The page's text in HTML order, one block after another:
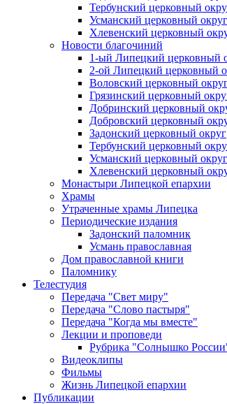
Тербунский церковный
Усманский церковный округ
Хлевенский церковный
Новости благочиний
1-ый Липецкий церковный
2-ой Липецкий церковный
Воловский церковный
Грязинский церковный
Добринский церковный
Добровский церковный
Задонский церковный округ
Тербунский церковный
Усманский церковный округ
Хлевенский церковный
Монастыри Липецкой епархии
Храмы
Утраченные храмы Липецка
Периодические издания
Задонский паломник
Усмань православная
Дом православной книги
Паломнику
Телестудия
Передача "Свет миру"
Передача "Слово пастыря"
Передача "Когда мы вместе"
Лекции и проповеди
Рубрика "Солнышко
Видеоклипы
Фильмы
Жизнь Липецкой епархии
Публикации